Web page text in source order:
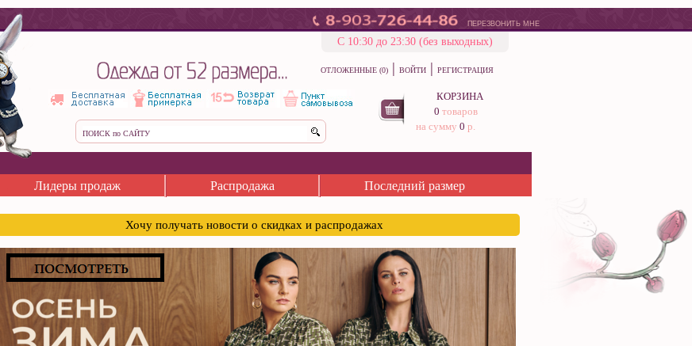
ПЕРЕЗВОНИТЬ МНЕ
С 10:30 до 23:30 (без выходных)
ОТЛОЖЕННЫЕ (0) | ВОЙТИ | РЕГИСТРАЦИЯ
КОРЗИНА
0 товаров
на сумму 0 р.
Лидеры продаж Распродажа Последний размер
Хочу получать новости о скидках и распродажах